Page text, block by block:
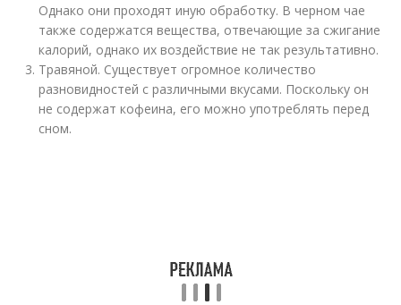
Однако они проходят иную обработку. В черном чае
также содержатся вещества, отвечающие за сжигание
калорий, однако их воздействие не так результативно.
Травяной. Существует огромное количество
разновидностей с различными вкусами. Поскольку он
не содержат кофеина, его можно употреблять перед
сном.